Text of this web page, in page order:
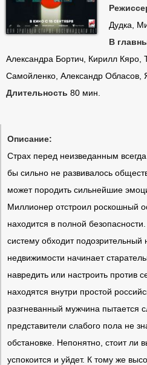
Дудка,
В
Александра Бортич, Кирилл Кяро,
Самойленко, Александр Обласов,
Длительность 80 мин.
Описание:
Страх перед неизведанным
бы сильно не развивалось
может породить сильнейшие
Миллионер отстроил роскошный
находится в полной
систему обходит подозрительный
недвижимости начинает
навредить или настроить против
находятся внутри простой
разгневанный мужчина пытается
представители слабого пола не
обстановке. Непонятно, стоит ли
успокоится и уйдет. К тому же